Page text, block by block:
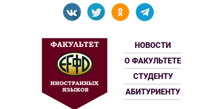
НОВОСТИ
О ФАКУЛЬТЕТЕ
СТУДЕНТУ
АБИТУРИЕНТУ